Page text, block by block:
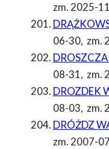
zm. 2025-
06-30, zm.
08-31, zm.
DROZDEK
08-03, zm.
DRÓŻDZ
zm. 2007-